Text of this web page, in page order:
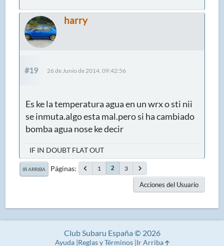
harry
#19 26 de Junio de 2014, 09:42:56
Es ke la temperatura agua en un wrx o sti nii
se inmuta.algo esta mal.pero si ha cambiado
bomba agua nose ke decir
IF IN DOUBT FLAT OUT
IR ARRIBA Páginas 1 2 3
Acciones del Usuario
Club Subaru España © 2026
Ayuda Reglas y Términos Ir Arriba